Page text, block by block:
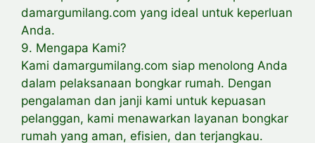
damargumilang.com yang ideal untuk keperluan
Anda.
9. Mengapa Kami?
Kami damargumilang.com siap menolong Anda
dalam pelaksanaan bongkar rumah. Dengan
pengalaman dan janji kami untuk kepuasan
pelanggan, kami menawarkan layanan bongkar
rumah yang aman, efisien, dan terjangkau.